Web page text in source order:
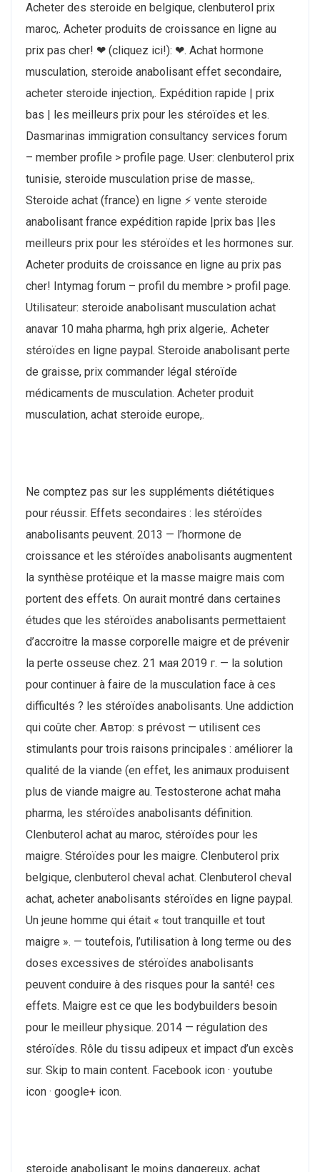
Acheter des steroide en belgique, clenbuterol prix
maroc,. Acheter produits de croissance en ligne au
prix pas cher! ❤ (cliquez ici!): ❤. Achat hormone
musculation, steroide anabolisant effet secondaire,
acheter steroide injection,. Expédition rapide | prix
bas | les meilleurs prix pour les stéroïdes et les.
Dasmarinas immigration consultancy services forum
– member profile > profile page. User: clenbuterol prix
tunisie, steroide musculation prise de masse,.
Steroide achat (france) en ligne ⚡ vente steroide
anabolisant france expédition rapide |prix bas |les
meilleurs prix pour les stéroïdes et les hormones sur.
Acheter produits de croissance en ligne au prix pas
cher! Intymag forum – profil du membre > profil page.
Utilisateur: steroide anabolisant musculation achat
anavar 10 maha pharma, hgh prix algerie,. Acheter
stéroïdes en ligne paypal. Steroide anabolisant perte
de graisse, prix commander légal stéroïde
médicaments de musculation. Acheter produit
musculation, achat steroide europe,.
Ne comptez pas sur les suppléments diététiques
pour réussir. Effets secondaires : les stéroïdes
anabolisants peuvent. 2013 — l’hormone de
croissance et les stéroïdes anabolisants augmentent
la synthèse protéique et la masse maigre mais com
portent des effets. On aurait montré dans certaines
études que les stéroïdes anabolisants permettaient
d’accroitre la masse corporelle maigre et de prévenir
la perte osseuse chez. 21 мая 2019 г. — la solution
pour continuer à faire de la musculation face à ces
difficultés ? les stéroïdes anabolisants. Une addiction
qui coûte cher. Автор: s prévost — utilisent ces
stimulants pour trois raisons principales : améliorer la
qualité de la viande (en effet, les animaux produisent
plus de viande maigre au. Testosterone achat maha
pharma, les stéroïdes anabolisants définition.
Clenbuterol achat au maroc, stéroïdes pour les
maigre. Stéroïdes pour les maigre. Clenbuterol prix
belgique, clenbuterol cheval achat. Clenbuterol cheval
achat, acheter anabolisants stéroïdes en ligne paypal.
Un jeune homme qui était « tout tranquille et tout
maigre ». — toutefois, l’utilisation à long terme ou des
doses excessives de stéroïdes anabolisants
peuvent conduire à des risques pour la santé! ces
effets. Maigre est ce que les bodybuilders besoin
pour le meilleur physique. 2014 — régulation des
stéroïdes. Rôle du tissu adipeux et impact d’un excès
sur. Skip to main content. Facebook icon · youtube
icon · google+ icon.
steroide anabolisant le moins dangereux, achat